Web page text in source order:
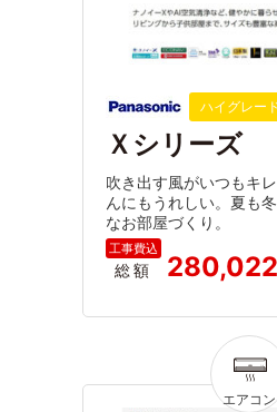
ハイグレー
Ｘシリーズ
吹き出す風がいつもキ
んにもうれしい。夏も
なお部屋づくり。
総額 280,022